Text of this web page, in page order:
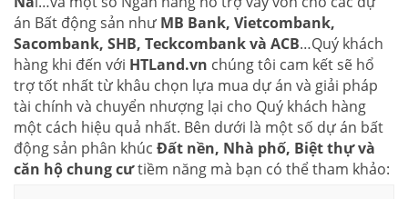
án Bất động sản như MB Bank, Vietcombank,
Sacombank, SHB, Teckcombank và ACB…Quý khách
hàng khi đến với HTLand.vn chúng tôi cam kết sẽ hổ
trợ tốt nhất từ khâu chọn lựa mua dự án và giải pháp
tài chính và chuyển nhượng lại cho Quý khách hàng
một cách hiệu quả nhất. Bên dưới là một số dự án bất
động sản phân khúc Đất nền, Nhà phố, Biệt thự và
căn hộ chung cưtiềm năng mà bạn có thể tham khảo: